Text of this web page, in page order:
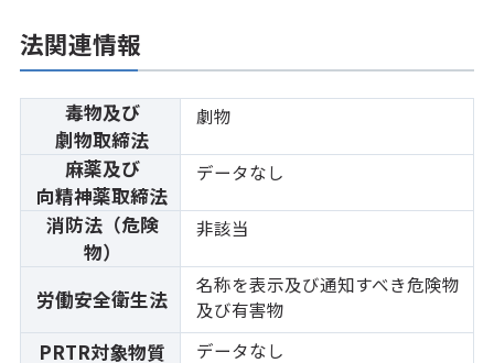
法関連情報
毒物及び
劇物取締法
劇物
麻薬及び
向精神薬取締法
データなし
消防法（危険
物）
非該当
労働安全衛生法
名称を表示及び通知すべき危険物
及び有害物
PRTR対象物質 データなし